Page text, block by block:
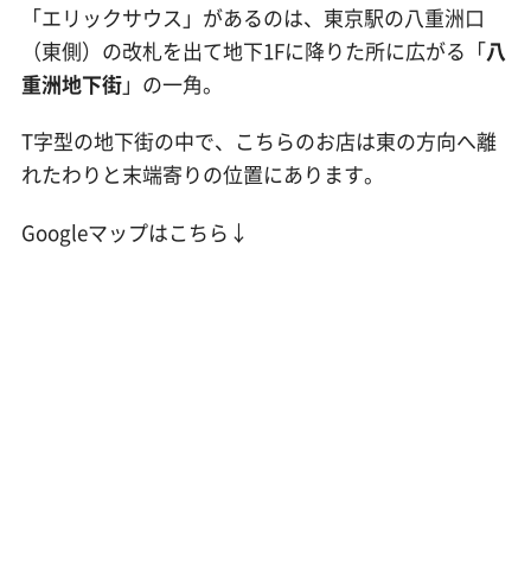
「エリックサウス」があるのは、東京駅の八重洲口
（東側）の改札を出て地下1Fに降りた所に広がる「八
重洲地下街」の一角。
T字型の地下街の中で、こちらのお店は東の方向へ離
れたわりと末端寄りの位置にあります。
Googleマップはこちら↓